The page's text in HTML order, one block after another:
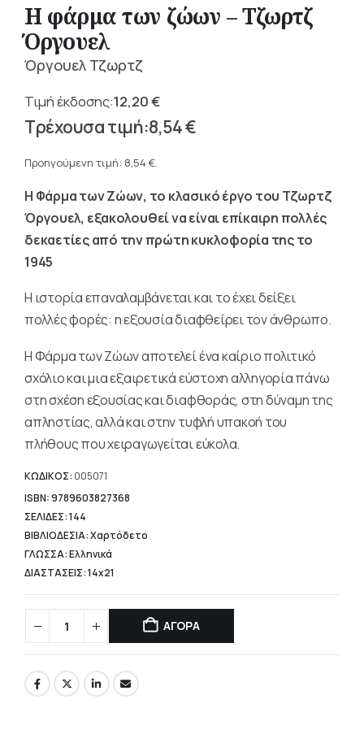
Η φάρμα των ζώων – Τζωρτζ
Όργουελ
Όργουελ Τζωρτζ
12,20€
Original
price
was:
12,20 €.
8,54€
τρέχουσα
είναι:
8,54 €.
Προηγούμενη τιμή: 8,54 €.
Η Φάρμα των Ζώων, το κλασικό έργο του Τζωρτζ
Όργουελ, εξακολουθεί να είναι επίκαιρη πολλές
δεκαετίες από την πρώτη κυκλοφορία της το
1945
Η ιστορία επαναλαμβάνεται και το έχει δείξει
πολλές φορές: η εξουσία διαφθείρει τον άνθρωπο.
Η Φάρμα των Ζώων αποτελεί ένα καίριο πολιτικό
σχόλιο και μια εξαιρετικά εύστοχη αλληγορία πάνω
στη σχέση εξουσίας και διαφθοράς, στη δύναμη της
απληστίας, αλλά και στην τυφλή υπακοή του
πλήθους που χειραγωγείται εύκολα.
ΚΩΔΙΚΟΣ: 005071
ISBN: 9789603827368
ΣΕΛΙΔΕΣ: 144
ΒΙΒΛΙΟΔΕΣΙΑ: Χαρτόδετο
ΓΛΩΣΣΑ: Ελληνικά
ΔΙΑΣΤΑΣΕΙΣ: 14x21
ΑΓΟΡΑ